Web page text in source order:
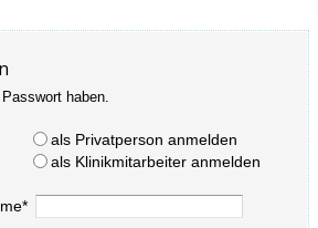
haben.
als Privatperson anmelden
als Klinikmitarbeiter anmelden